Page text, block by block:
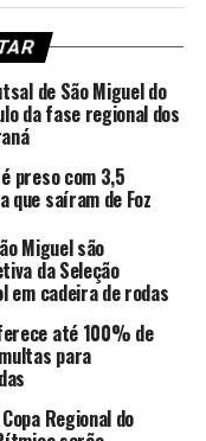
de São Miguel do
da fase regional dos
preso com 3,5
que saíram de Foz
Miguel são
da Seleção
em cadeira de rodas
até 100% de
para
Regional do